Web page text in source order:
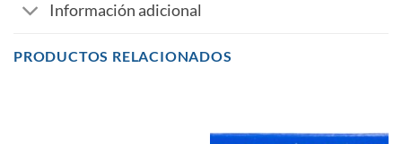
Información adicional
PRODUCTOS RELACIONADOS